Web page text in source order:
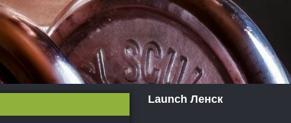
Launch Ленск